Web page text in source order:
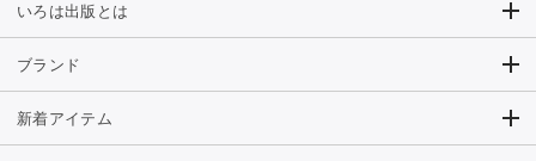
いろは出版とは
ブランド
新着アイテム